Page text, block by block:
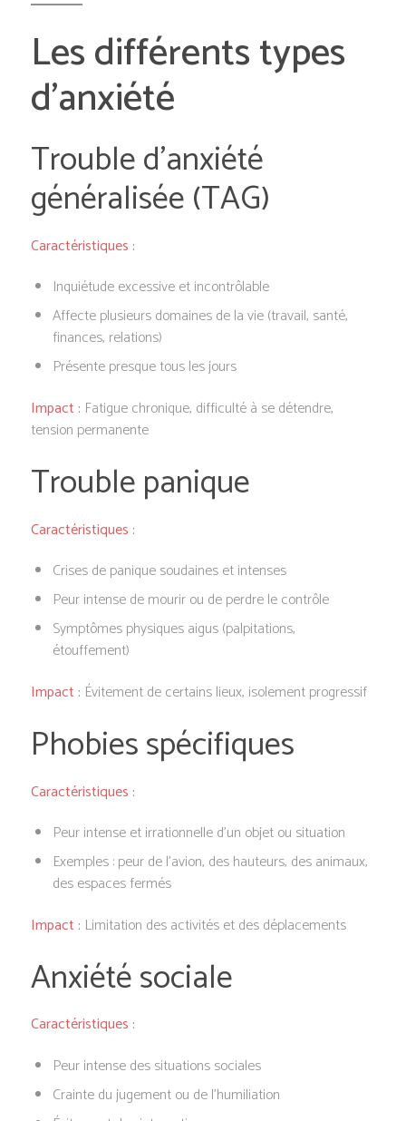
Les différents types
d’anxiété
Trouble d’anxiété
généralisée (TAG)
Caractéristiques :
Inquiétude excessive et incontrôlable
Affecte plusieurs domaines de la vie (travail, santé,
finances, relations)
Présente presque tous les jours
Impact : Fatigue chronique, difficulté à se détendre,
tension permanente
Trouble panique
Caractéristiques :
Crises de panique soudaines et intenses
Peur intense de mourir ou de perdre le contrôle
Symptômes physiques aigus (palpitations,
étouffement)
Impact : Évitement de certains lieux, isolement progressif
Phobies spécifiques
Caractéristiques :
Peur intense et irrationnelle d’un objet ou situation
Exemples : peur de l’avion, des hauteurs, des animaux,
des espaces fermés
Impact : Limitation des activités et des déplacements
Anxiété sociale
Caractéristiques :
Peur intense des situations sociales
Crainte du jugement ou de l’humiliation